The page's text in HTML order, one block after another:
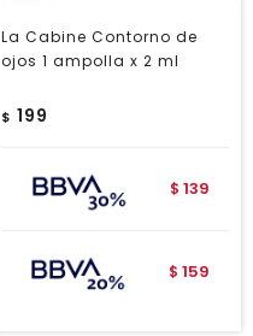
La Cabine Contorno de
ojos 1 ampolla x 2 ml
$ 199
$ 139
$ 159